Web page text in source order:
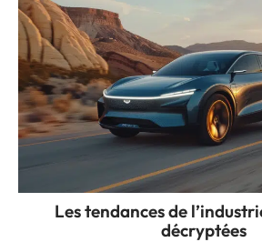
Les tendances de
décryptées